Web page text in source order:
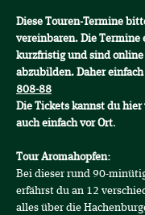
Diese Touren-Termine
vereinbaren. Die Termine
kurzfristig und sind
abzubilden. Daher
808-88
Die Tickets kannst du hier
auch einfach vor Ort.
Tour Aromahopfen:
Bei dieser rund 90-
erfährst du an 12
alles über die